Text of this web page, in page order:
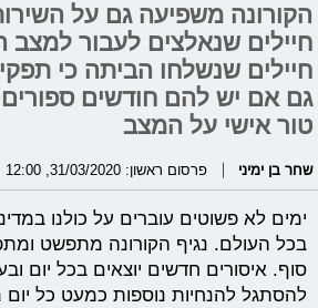
הקורונה משפיעה גם על
חיילים שנאלצים לעבור למצב
חיילים שנשלחו הביתה כי
גם אם יש להם חודשים
טור אישי על המצב
שחר בן ימיני פרסום ראשון: 31/03/2020, 12:00
ימים לא פשוטים עוברים על כולנו
בכל העולם. נגיף הקורונה מתפשט
סוף. איסורים חדשים יוצאים בכל יום
להסתגל להנחיות נוספות כמעט כל